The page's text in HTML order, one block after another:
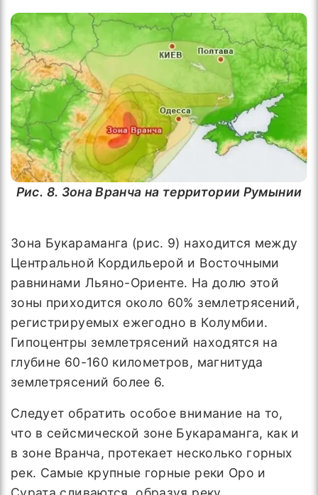
Рис. 8. Зона Вранча на территории Румынии
Зона Букараманга (рис. 9) находится между
Центральной Кордильерой и Восточными
равнинами Льяно-Ориенте. На долю этой
зоны приходится около 60% землетрясений,
регистрируемых ежегодно в Колумбии.
Гипоцентры землетрясений находятся на
глубине 60-160 километров, магнитуда
землетрясений более 6.
Следует обратить особое внимание на то,
что в сейсмической зоне Букараманга, как и
в зоне Вранча, протекает несколько горных
рек. Самые крупные горные реки Оро и